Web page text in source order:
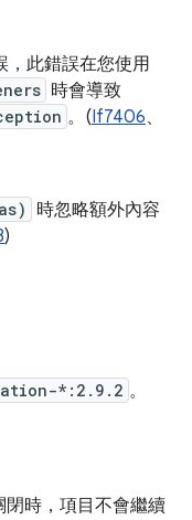
，此錯誤在您使用
時會導致
。(If7406、
時忽略額外內容
)
*:2.9.2 。
時，項目不會繼續